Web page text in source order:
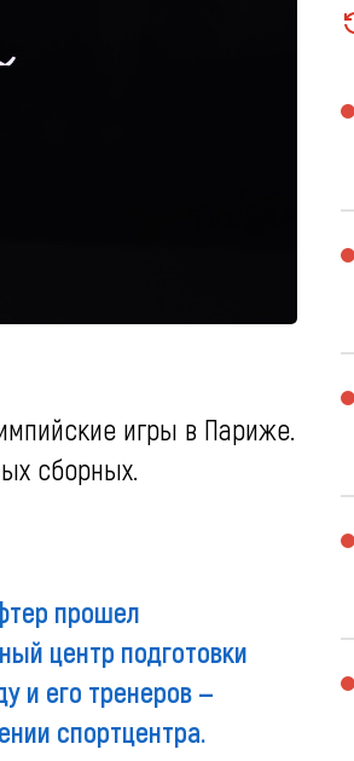
игры в Париже.
сборных.
прошел
центр подготовки
и его тренеров —
спортцентра.